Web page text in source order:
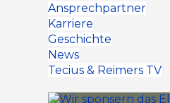
Ansprechpartner
Karriere
Geschichte
News
Tecius & Reimers TV